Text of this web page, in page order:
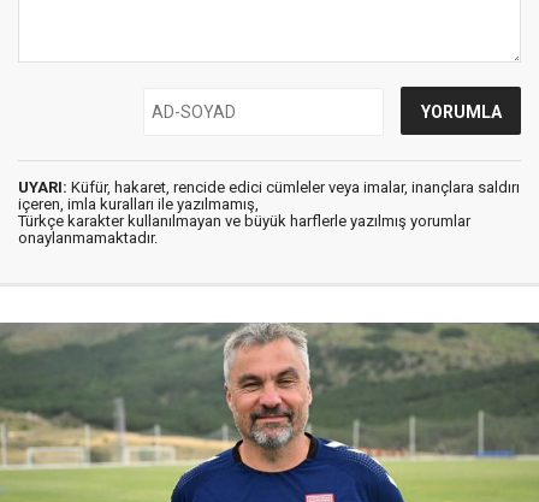
UYARI: Küfür, hakaret, rencide edici cümleler veya imalar, inançlara saldırı
içeren, imla kuralları ile yazılmamış,
Türkçe karakter kullanılmayan ve büyük harflerle yazılmış yorumlar
onaylanmamaktadır.